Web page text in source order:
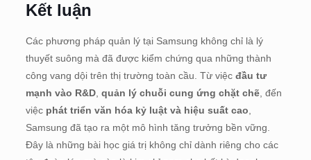
Kết luận
Các phương pháp quản lý tại Samsung không chỉ là lý
thuyết suông mà đã được kiểm chứng qua những thành
công vang dội trên thị trường toàn cầu. Từ việc đầu tư
mạnh vào R&D, quản lý chuỗi cung ứng chặt chẽ, đến
việc phát triển văn hóa kỷ luật và hiệu suất cao
Samsung đã tạo ra một mô hình tăng trưởng bền vững.
Đây là những bài học giá trị không chỉ dành riêng cho các